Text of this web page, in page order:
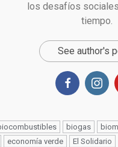
los desafíos
tiempo.
See author's
biogas
economía verde
El Solidario